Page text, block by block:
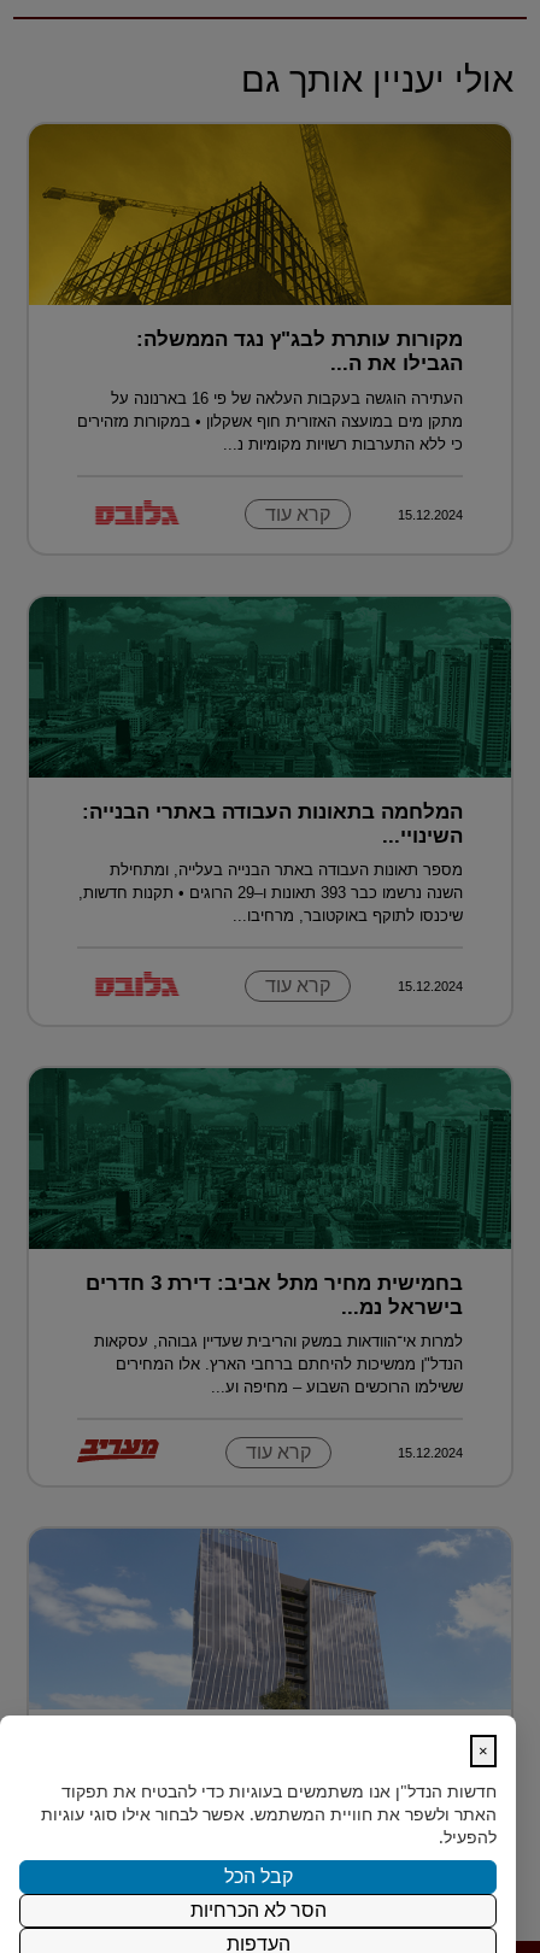
אולי יעניין אותך גם
מקורות עותרת לבג"ץ נגד הממשלה:
הגבילו את ה...
העתירה הוגשה בעקבות העלאה של פי 16 בארנונה על
מתקן מים במועצה האזורית חוף אשקלון • במקורות מזהירים
כי ללא התערבות רשויות מקומיות נ...
15.12.2024 קרא עוד
המלחמה בתאונות העבודה באתרי הבנייה:
השינויי...
מספר תאונות העבודה באתר הבנייה בעלייה, ומתחילת
השנה נרשמו כבר 393 תאונות ו–29 הרוגים • תקנות חדשות,
שיכנסו לתוקף באוקטובר, מרחיבו...
15.12.2024 קרא עוד
בחמישית מחיר מתל אביב: דירת 3 חדרים
בישראל נמ...
למרות אי־הוודאות במשק והריבית שעדיין גבוהה, עסקאות
הנדל"ן ממשיכות להיחתם ברחבי הארץ. אלו המחירים
ששילמו הרוכשים השבוע – מחיפה וע...
15.12.2024 קרא עוד
MEDIPORT תל השומר - נבנה לפרוץ דרך אל המחר
בעולם הרפואה של המאה ה-21, קצב החדשנות אינו
מאפשר מנ...
15.12.2024 קרא עוד
×
חדשות הנדל"ן אנו משתמשים בעוגיות כדי להבטיח את תפקוד
האתר ולשפר את חוויית המשתמש. אפשר לבחור אילו סוגי עוגיות
להפעיל.
קבל הכל
הסר לא הכרחיות
העדפות